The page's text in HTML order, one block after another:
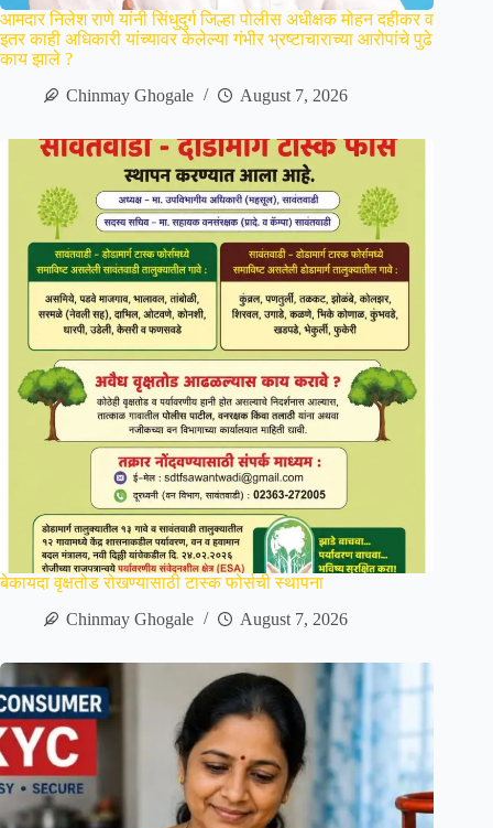
आमदार निलेश राणे यांनी सिंधुदुर्ग जिल्हा पोलीस अधीक्षक मोहन दहीकर व
इतर काही अधिकारी यांच्यावर केलेल्या गंभीर भ्रष्टाचाराच्या आरोपांचे पुढे
काय झाले ?
Chinmay Ghogale
August 7, 2026
बेकायदा वृक्षतोड रोखण्यासाठी टास्क फोर्सची स्थापना
Chinmay Ghogale
August 7, 2026